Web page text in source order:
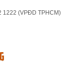
1222 (VPĐD TPHCM)